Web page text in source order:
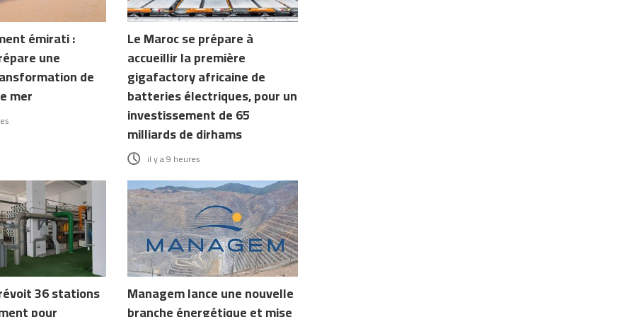
émirati :
une
de
mer
Le Maroc se prépare à
accueillir la première
gigafactory africaine de
batteries électriques, pour un
investissement de 65
milliards de dirhams
il y a 9 heures
36 stations
pour
Managem lance une nouvelle
branche énergétique et mise